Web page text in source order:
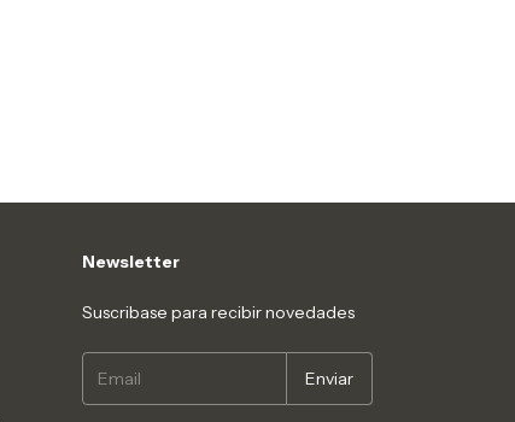
Newsletter
Suscribase para recibir novedades